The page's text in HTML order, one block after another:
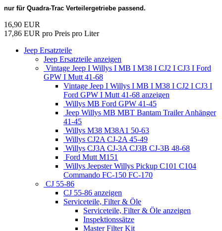
nur für Quadra-Trac Verteilergetriebe passend.
16,90 EUR
17,86 EUR pro Preis pro Liter
Jeep Ersatzteile
Jeep Ersatzteile anzeigen
Vintage Jeep I Willys I MB I M38 I CJ2 I CJ3 I Ford
GPW I Mutt 41-68
Vintage Jeep I Willys I MB I M38 I CJ2 I CJ3 I
Ford GPW I Mutt 41-68 anzeigen
Willys MB Ford GPW 41-45
Jeep Willys MB MBT Bantam Trailer Anhänger
41-45
Willys M38 M38A1 50-63
Willys CJ2A CJ-2A 45-49
Willys CJ3A CJ-3A CJ3B CJ-3B 48-68
Ford Mutt M151
Willys Jeepster Willys Pickup C101 C104
Commando FC-150 FC-170
CJ 55-86
CJ 55-86 anzeigen
Serviceteile, Filter & Öle
Serviceteile, Filter & Öle anzeigen
Inspektionssätze
Master Filter Kit